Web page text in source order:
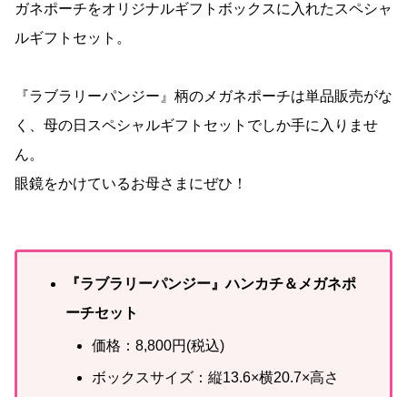
ガネポーチをオリジナルギフトボックスに入れたスペシャ
ルギフトセット。
『ラブラリーパンジー』柄のメガネポーチは単品販売がな
く、母の日スペシャルギフトセットでしか手に入りませ
ん。
眼鏡をかけているお母さまにぜひ！
『ラブラリーパンジー』ハンカチ＆メガネポ
ーチセット
価格：8,800円(税込)
ボックスサイズ：縦13.6×横20.7×高さ